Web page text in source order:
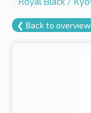
❮ Back to overview